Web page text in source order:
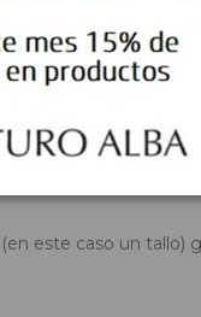
de que
de argán es nativo
a esta
este caso un tallo)